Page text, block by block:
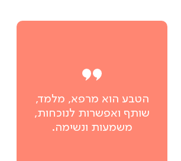
הטבע הוא מרפא, מלמד,
שותף ואפשרות לנוכחות,
משמעות ונשימה.